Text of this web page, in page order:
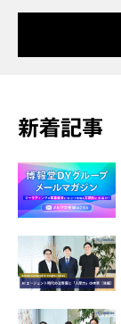
新着記事